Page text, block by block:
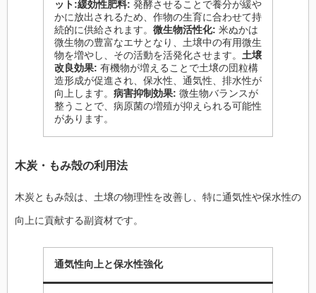
ット:緩効性肥料: 発酵させることで養分が緩や
かに放出されるため、作物の生育に合わせて持
続的に供給されます。 微生物活性化: 米ぬかは
微生物の豊富なエサとなり、土壌中の有用微生
物を増やし、その活動を活発化させます。 土壌
改良効果: 有機物が増えることで土壌の団粒構
造形成が促進され、保水性、通気性、排水性が
向上します。 病害抑制効果: 微生物バランスが
整うことで、病原菌の増殖が抑えられる可能性
があります。
木炭・もみ殻の利用法
木炭ともみ殻は、土壌の物理性を改善し、特に通気性や保水性の
向上に貢献する副資材です。
通気性向上と保水性強化